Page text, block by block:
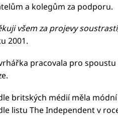
a kolegům za podporu.
všem za projevy
2001.
pracovala pro
britských médií měla
listu The Independent v